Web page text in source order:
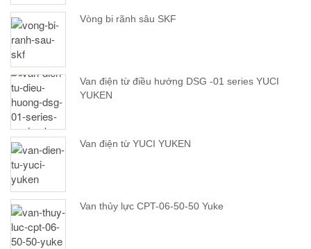
Vòng bi rãnh sâu SKF
Van điện từ điều hướng DSG -01 series YUCI
YUKEN
Van điện từ YUCI YUKEN
Van thủy lực CPT-06-50-50 Yuke